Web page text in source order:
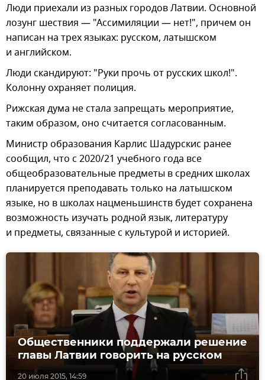
Люди приехали из разных городов Латвии. Основной
лозунг шествия — "Ассимиляции — нет!", причем он
написан на трех языках: русском, латышском
и английском.
Люди скандируют: "Руки прочь от русских школ!".
Колонну охраняет полиция.
Рижская дума не стала запрещать мероприятие,
таким образом, оно считается согласованным.
Министр образования Карлис Шадурскис ранее
сообщил, что с 2020/21 учебного года все
общеобразовательные предметы в средних школах
планируется преподавать только на латышском
языке, но в школах нацменьшинств будет сохранена
возможность изучать родной язык, литературу
и предметы, связанные с культурой и историей.
20 июля 2015, 14:59
Общественники поддержали решение
главы Латвии говорить на русском